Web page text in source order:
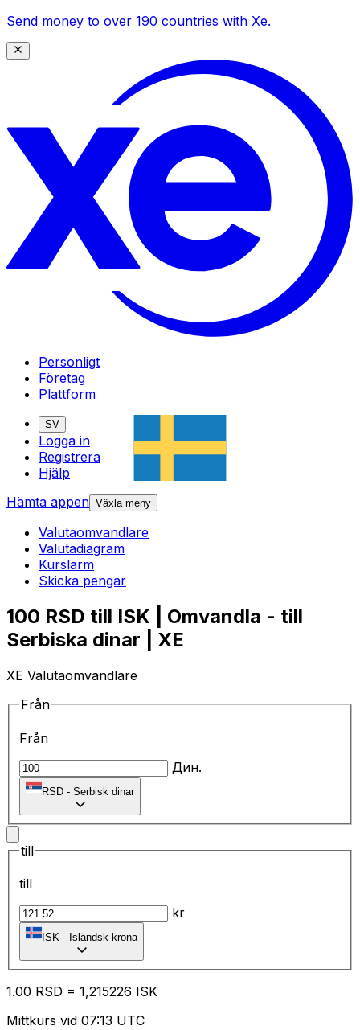
Send money to over 190 countries with Xe.
Personligt
Företag
Plattform
SV
Logga in
Registrera
Hjälp
Hämta appen Växla meny
Valutaomvandlare
Valutadiagram
Kurslarm
Skicka pengar
100 RSD till ISK | Omvandla - till
Serbiska dinar | XE
XE Valutaomvandlare
Från
Från
Дин.
RSD - Serbisk dinar
till
till
kr
ISK - Isländsk krona
1.00 RSD = 1,215226 ISK
Mittkurs vid 07:13 UTC